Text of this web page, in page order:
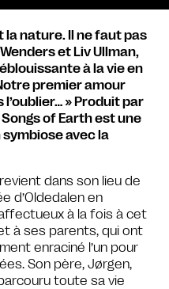
nature. Il ne faut pas
et Liv Ullman,
à la vie en
premier amour
» Produit par
of Earth est une
avec la
dans son lieu de
d’Oldedalen en
à la fois à cet
à ses parents, qui ont
enraciné l’un pour
Son père, Jørgen,
toute sa vie